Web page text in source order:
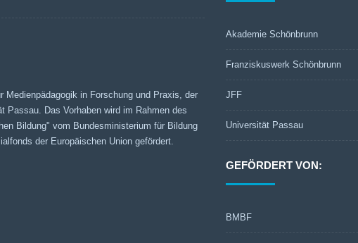
in Forschung und Praxis, der
Passau. Das Vorhaben wird im Rahmen des
Bildung" vom Bundesministerium für Bildung
der Europäischen Union gefördert.
Akademie Schönbrunn
Franziskuswerk Schönbrunn
JFF
Universität Passau
GEFÖRDERT VON:
BMBF